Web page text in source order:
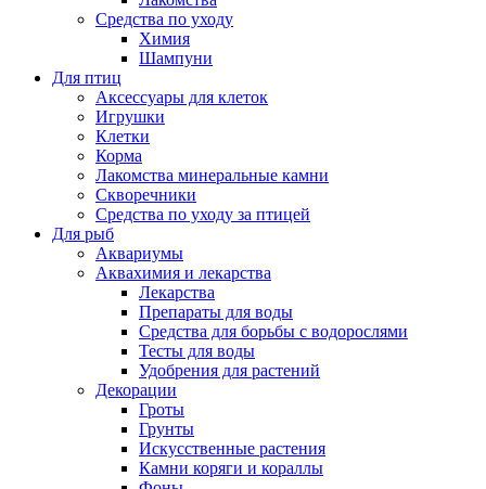
Средства по уходу
Химия
Шампуни
Для птиц
Аксессуары для клеток
Игрушки
Клетки
Корма
Лакомства минеральные камни
Скворечники
Средства по уходу за птицей
Для рыб
Аквариумы
Аквахимия и лекарства
Лекарства
Препараты для воды
Средства для борьбы с водорослями
Тесты для воды
Удобрения для растений
Декорации
Гроты
Грунты
Искусственные растения
Камни коряги и кораллы